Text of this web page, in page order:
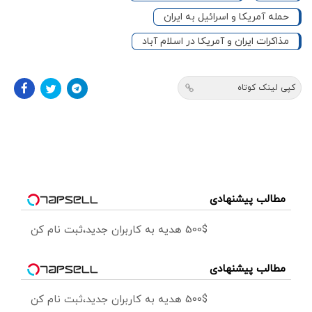
حمله آمریکا و اسرائیل به ایران
مذاکرات ایران و آمریکا در اسلام آباد
کپی لینک کوتاه
مطالب پیشنهادی
500$ هدیه به کاربران جدید،ثبت نام کن
مطالب پیشنهادی
500$ هدیه به کاربران جدید،ثبت نام کن